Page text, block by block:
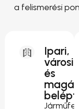
a felismerési
Ipari,
városi
és